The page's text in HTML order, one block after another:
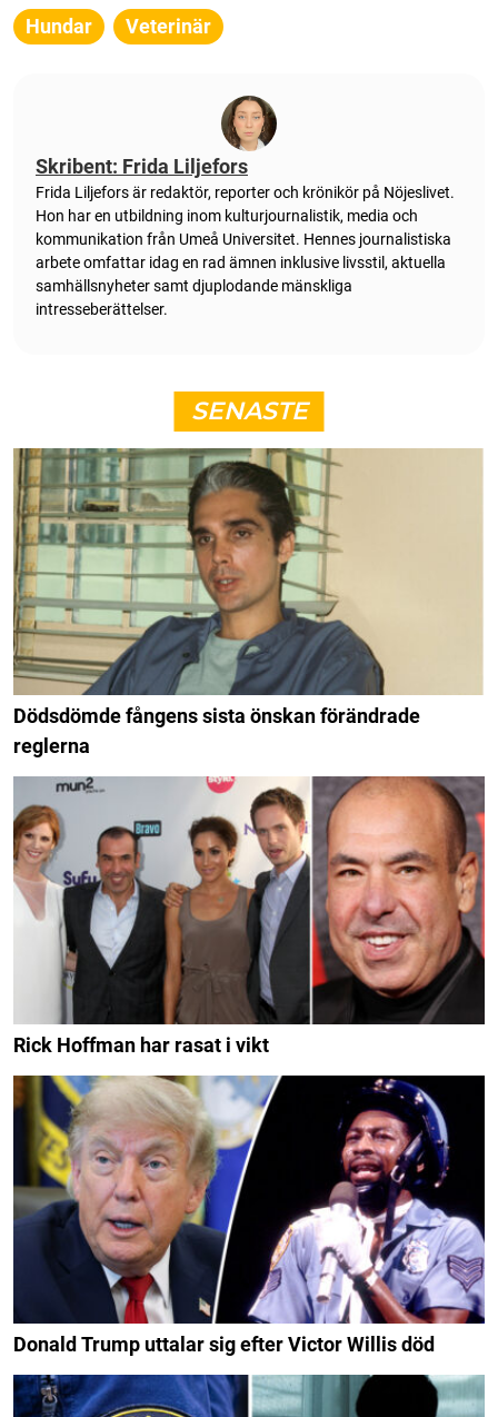
Hundar Veterinär
Skribent: Frida Liljefors
Frida Liljefors är redaktör, reporter och krönikör på Nöjeslivet.
Hon har en utbildning inom kulturjournalistik, media och
kommunikation från Umeå Universitet. Hennes journalistiska
arbete omfattar idag en rad ämnen inklusive livsstil, aktuella
samhällsnyheter samt djuplodande mänskliga
intresseberättelser.
SENASTE
Dödsdömde fångens sista önskan förändrade
reglerna
Rick Hoffman har rasat i vikt
Donald Trump uttalar sig efter Victor Willis död